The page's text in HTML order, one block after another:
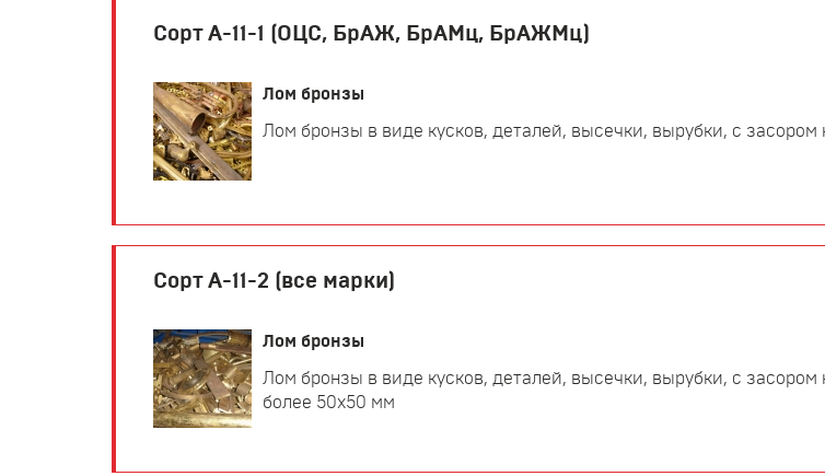
Сорт А-11-1 (ОЦС, БрАЖ, БрАМц, БрАЖМц)
Лом бронзы
Лом бронзы в виде кусков, деталей, высечки, вырубки, с засором
Сорт А-11-2 (все марки)
Лом бронзы
Лом бронзы в виде кусков, деталей, высечки, вырубки, с
более 50х50 мм